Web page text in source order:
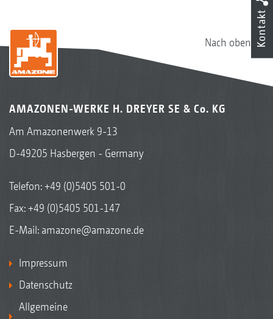
Nach oben
AMAZONEN-WERKE H. DREYER SE & Co. KG
Am Amazonenwerk 9-13
D-49205 Hasbergen - Germany
Telefon:+49 (0)5405 501-0
Fax: +49 (0)5405 501-147
E-Mail: amazone@amazone.de
Impressum
Datenschutz
Allgemeine
Kontakt